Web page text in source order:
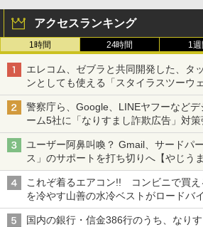
アクセスランキング
1時間 24時間 1週
エレコム、ゼブラと共同開発した、タ
ンとしても使える「スタイラスツー
も、持ち替えずに書き込める
警察庁ら、Google、LINEヤフーなど
ーム5社に「なりすまし詐欺広告」対
真や映像を使った投資詐欺などへの対
ユーザー阿鼻叫喚？ Gmail、サードパ
ス」のサポートを打ち切りへ【やじうま
これぞ着るエアコン!! コンビニで買え
を冷やす山善の水冷ベストがロードバ
ち・ざ・ろーど！その14】【空いた時
国内の銀行・信金386行のうち、なり